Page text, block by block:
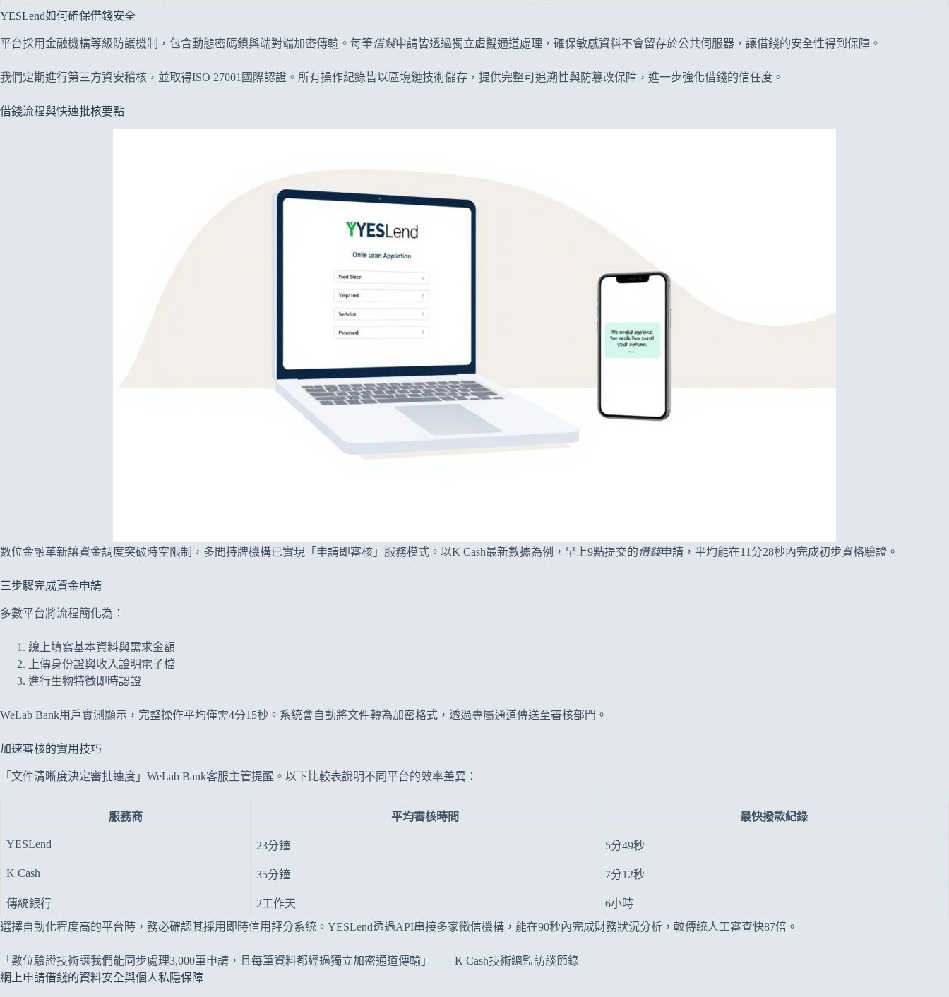
YESLend如何確保借錢安全
平台採用金融機構等級防護機制，包含動態密碼鎖與端對端加密傳輸。每筆借錢申請皆透過獨立虛擬通道處理，確保敏感資料不會留存於公共伺服器，讓借錢的安全性得到保障。
我們定期進行第三方資安稽核，並取得ISO 27001國際認證。所有操作紀錄皆以區塊鏈技術儲存，提供完整可追溯性與防篡改保障，進一步強化借錢的信任度。
借錢流程與快速批核要點
數位金融革新讓資金調度突破時空限制，多間持牌機構已實現「申請即審核」服務模式。以K Cash最新數據為例，早上9點提交的借錢申請，平均能在11分28秒內完成初步資格驗證。
三步驟完成資金申請
多數平台將流程簡化為：
線上填寫基本資料與需求金額
上傳身份證與收入證明電子檔
進行生物特徵即時認證
WeLab Bank用戶實測顯示，完整操作平均僅需4分15秒。系統會自動將文件轉為加密格式，透過專屬通道傳送至審核部門。
加速審核的實用技巧
「文件清晰度決定審批速度」WeLab Bank客服主管提醒。以下比較表說明不同平台的效率差異：
服務商 平均審核時間 最快撥款紀錄
YESLend 23分鐘 5分49秒
K Cash 35分鐘 7分12秒
傳統銀行 2工作天
6小時
選擇自動化程度高的平台時，務必確認其採用即時信用評分系統。YESLend透過API串接多家徵信機構，能在90秒內完成財務狀況分析，較傳統人工審查快87倍。
「數位驗證技術讓我們能同步處理3,000筆申請，且每筆資料都經過獨立加密通道傳輸」——K Cash技術總監訪談節錄
網上申請借錢的資料安全與個人私隱保障